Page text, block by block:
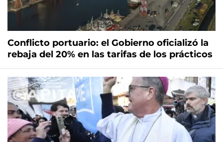
Conflicto portuario: el Gobierno oficializó la
rebaja del 20% en las tarifas de los prácticos